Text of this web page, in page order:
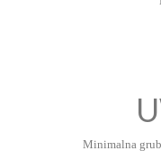
Minimalna